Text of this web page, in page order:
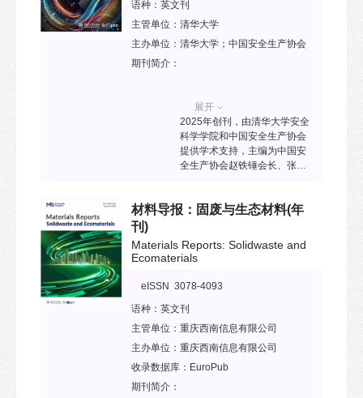
平台。
语种： 英文刊
主管单位： 清华大学
主办单位： 清华大学；中国安全生产协会
期刊简介：
展开
2025年创刊，由清华大学安全
科学学院和中国安全生产协会
提供学术支持，主编为中国安
全生产协会赵铁锤会长、张兴
及安全科学政策理论研究、风
理论与方法、安全科学与工程
标准化研究等当前安全科学与
容，旨为我国和国际安全科学
视野和研究视角，促进和引领
我国及世界安全科学与工程学
科的发展。
材料导报：固废与生态材料(年
刊)
Materials Reports: Solidwaste and
Ecomaterials
eISSN 3078-4093
语种： 英文刊
主管单位： 重庆西南信息有限公司
主办单位： 重庆西南信息有限公司
收录数据库： EuroPub
期刊简介：